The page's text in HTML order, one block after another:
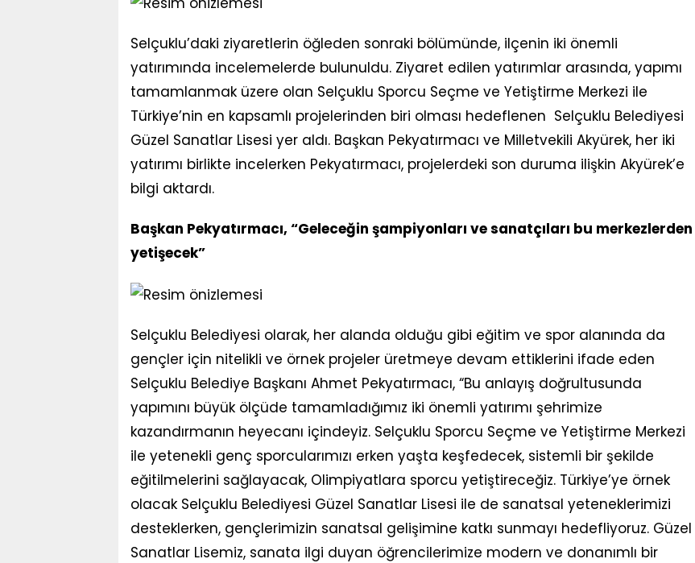
Selçuklu’daki ziyaretlerin öğleden sonraki bölümünde, ilçenin iki önemli
yatırımında incelemelerde bulunuldu. Ziyaret edilen yatırımlar arasında, yapımı
tamamlanmak üzere olan Selçuklu Sporcu Seçme ve Yetiştirme Merkezi ile
Türkiye’nin en kapsamlı projelerinden biri olması hedeflenen Selçuklu Belediyesi
Güzel Sanatlar Lisesi yer aldı. Başkan Pekyatırmacı ve Milletvekili Akyürek, her iki
yatırımı birlikte incelerken Pekyatırmacı, projelerdeki son duruma ilişkin Akyürek’e
bilgi aktardı.
Başkan Pekyatırmacı, “Geleceğin şampiyonları ve sanatçıları bu merkezlerden
yetişecek”
Selçuklu Belediyesi olarak, her alanda olduğu gibi eğitim ve spor alanında da
gençler için nitelikli ve örnek projeler üretmeye devam ettiklerini ifade eden
Selçuklu Belediye Başkanı Ahmet Pekyatırmacı, “Bu anlayış doğrultusunda
yapımını büyük ölçüde tamamladığımız iki önemli yatırımı şehrimize
kazandırmanın heyecanı içindeyiz. Selçuklu Sporcu Seçme ve Yetiştirme Merkezi
ile yetenekli genç sporcularımızı erken yaşta keşfedecek, sistemli bir şekilde
eğitilmelerini sağlayacak, Olimpiyatlara sporcu yetiştireceğiz. Türkiye’ye örnek
olacak Selçuklu Belediyesi Güzel Sanatlar Lisesi ile de sanatsal yeteneklerimizi
desteklerken, gençlerimizin sanatsal gelişimine katkı sunmayı hedefliyoruz. Güzel
Sanatlar Lisemiz, sanata ilgi duyan öğrencilerimize modern ve donanımlı bir